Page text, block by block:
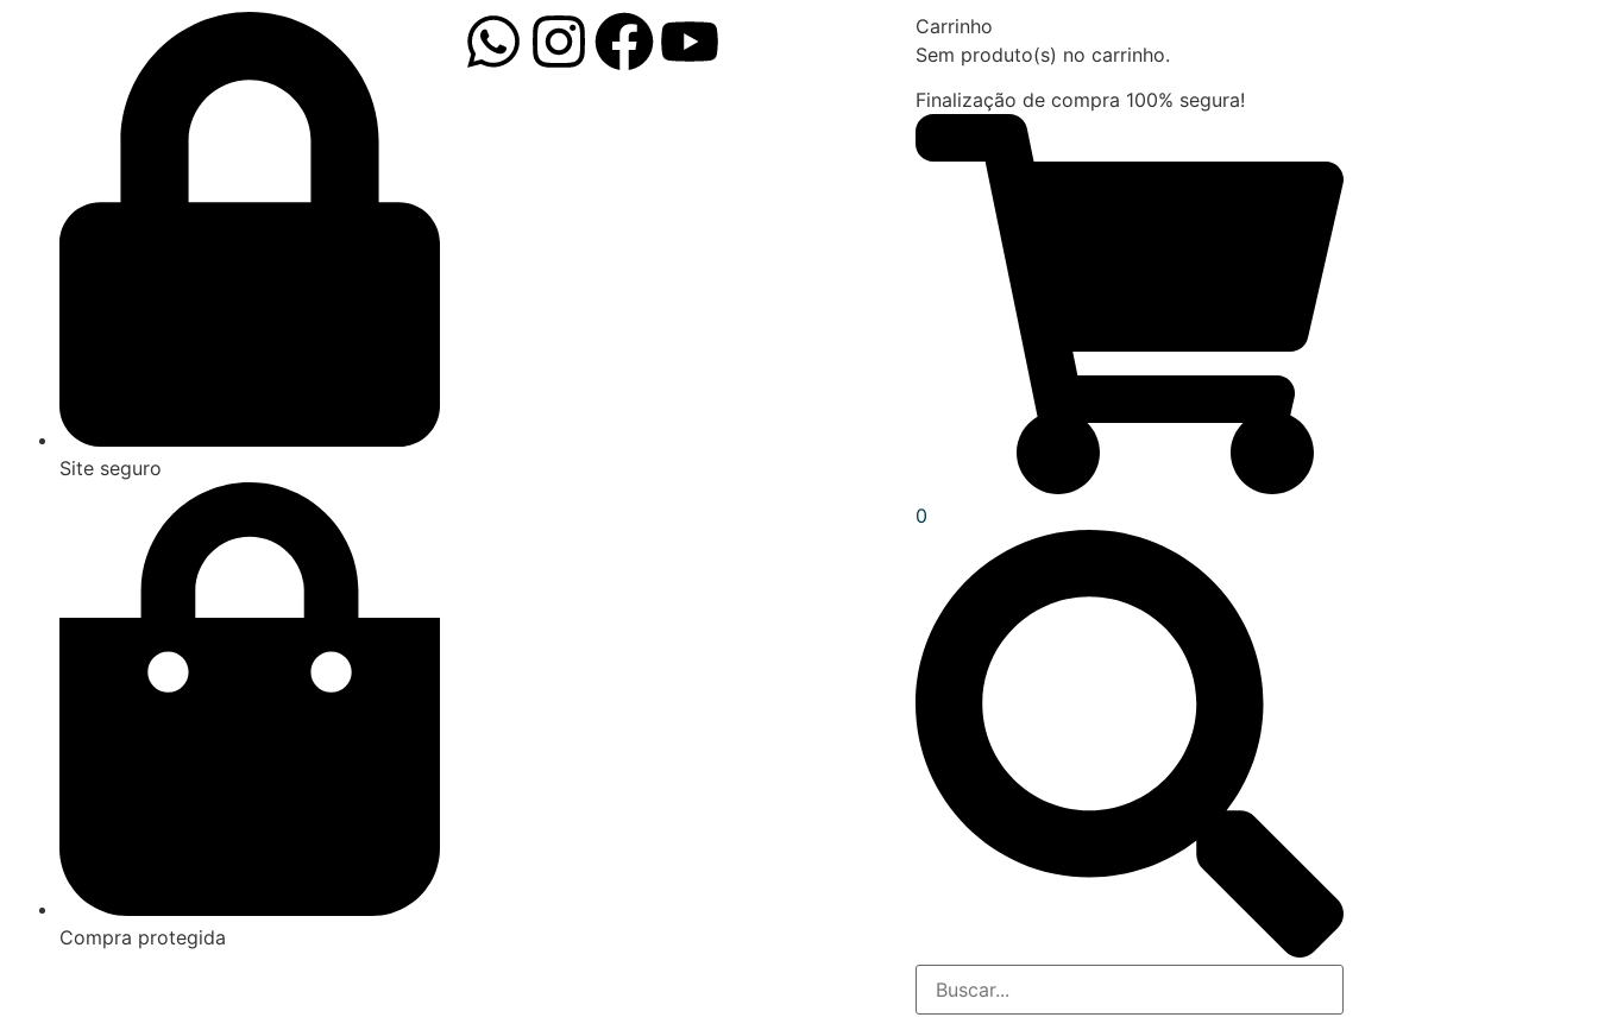
Site seguro
Compra protegida
Carrinho
Sem produto(s) no carrinho.
Finalização de compra 100% segura!
0